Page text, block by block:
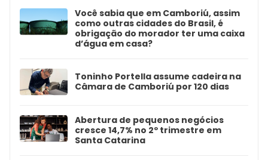
Você sabia que em Camboriú, assim
como outras cidades do Brasil, é
obrigação do morador ter uma caixa
d’água em casa?
Toninho Portella assume cadeira na
Câmara de Camboriú por 120 dias
Abertura de pequenos negócios
cresce 14,7% no 2º trimestre em
Santa Catarina